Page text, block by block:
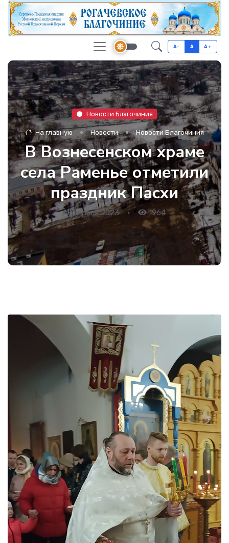
A- A A+
Новости Благочиния
На главную Новости Новости Благочиния
В Вознесенском храме
села Раменье отметили
праздник Пасхи
18 апреля 2023 • 1964